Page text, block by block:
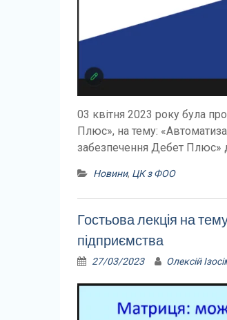
03 квітня 2023 року була
Плюс», на тему:
забезпечення Дебет Плюс»
Новини, ЦК з ФОО
Гостьова лекція на
підприємства
27/03/2023 Олексій